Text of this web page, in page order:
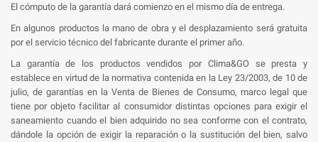
El cómputo de la garantía dará comienzo en el mismo día de entrega.
En algunos productos la mano de obra y el desplazamiento será gratuita
por el servicio técnico del fabricante durante el primer año.
La garantía de los productos vendidos por Clima&GO se presta y
establece en virtud de la normativa contenida en la Ley 23/2003, de 10 de
julio, de garantías en la Venta de Bienes de Consumo, marco legal que
tiene por objeto facilitar al consumidor distintas opciones para exigir el
saneamiento cuando el bien adquirido no sea conforme con el contrato,
dándole la opción de exigir la reparación o la sustitución del bien, salvo